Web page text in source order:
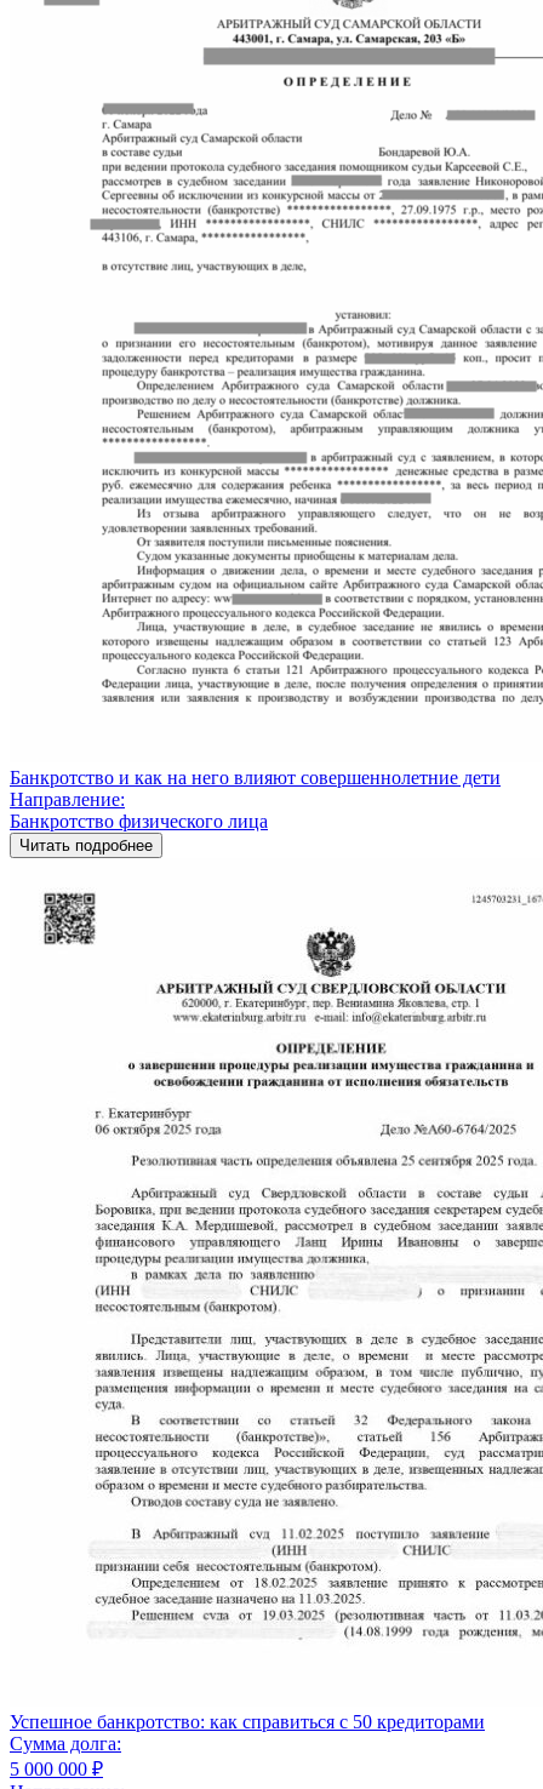
Банкротство и как на него влияют совершеннолетние дети
Направление:
Банкротство физического лица
Читать подробнее
Успешное банкротство: как справиться с 50 кредиторами
Сумма долга:
5 000 000 ₽